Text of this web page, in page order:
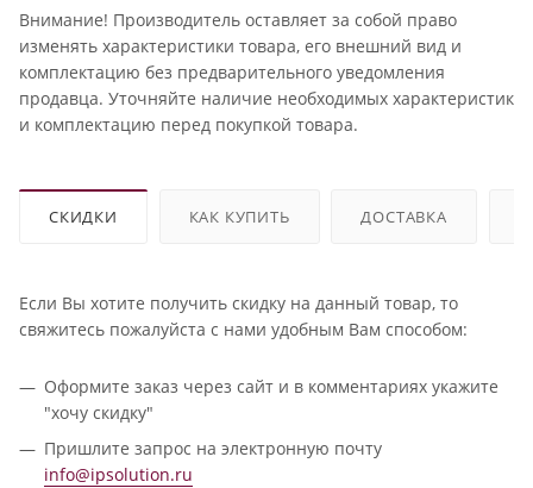
Внимание! Производитель оставляет за собой право
изменять характеристики товара, его внешний вид и
комплектацию без предварительного уведомления
продавца. Уточняйте наличие необходимых характеристик
и комплектацию перед покупкой товара.
СКИДКИ КАК КУПИТЬ ДОСТАВКА
Если Вы хотите получить скидку на данный товар, то
свяжитесь пожалуйста с нами удобным Вам способом:
Оформите заказ через сайт и в комментариях укажите
"хочу скидку"
Пришлите запрос на электронную почту
info@ipsolution.ru